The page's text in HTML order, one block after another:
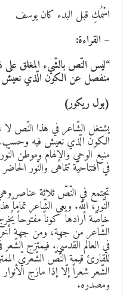
قبل البدء كان يوسف
القراءة:
النّص بالشّيء المغلق على
عن الكون الّذي نعيش فيه“
ريكور)
الشّاعر في هذا النّص لا
الّذي نعيش فيه وحسب، بل
الوحي والإلهام وموطن النّور.
افتتاحيّة تتماهى والنّور الحاضر
في النّصّ ثلاثة عناصر وهي
الله. ويعي الشّاعر تماماً هذه
أرادها كوناً مفتوحاً يُخرج
من جهة، ومن جهة أخرى
العالم القدسيّ. فيمتزج الشّعر في
قيمة النّصّ الشّعريّ الممتزج
شعراً إلّا إذا مازج الأنوار